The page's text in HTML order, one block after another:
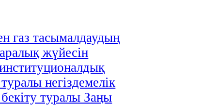
газ тасымалдаудың
жүйесін
туралы негіздемелік
бекіту туралы Заңы